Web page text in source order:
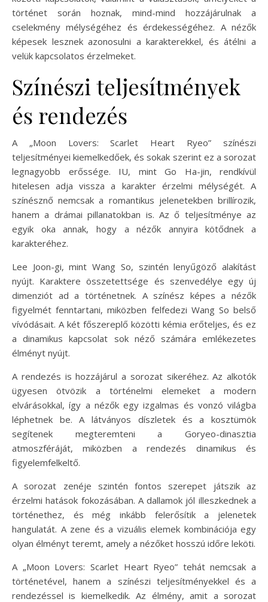
történet során hoznak, mind-mind hozzájárulnak a
cselekmény mélységéhez és érdekességéhez. A nézők
képesek lesznek azonosulni a karakterekkel, és átélni a
velük kapcsolatos érzelmeket.
Színészi teljesítmények
és rendezés
A „Moon Lovers: Scarlet Heart Ryeo” színészi
teljesítményei kiemelkedőek, és sokak szerint ez a sorozat
legnagyobb erőssége. IU, mint Go Ha-jin, rendkívül
hitelesen adja vissza a karakter érzelmi mélységét. A
színésznő nemcsak a romantikus jelenetekben brillírozik,
hanem a drámai pillanatokban is. Az ő teljesítménye az
egyik oka annak, hogy a nézők annyira kötődnek a
karakteréhez.
Lee Joon-gi, mint Wang So, szintén lenyűgöző alakítást
nyújt. Karaktere összetettsége és szenvedélye egy új
dimenziót ad a történetnek. A színész képes a nézők
figyelmét fenntartani, miközben felfedezi Wang So belső
vívódásait. A két főszereplő közötti kémia erőteljes, és ez
a dinamikus kapcsolat sok néző számára emlékezetes
élményt nyújt.
A rendezés is hozzájárul a sorozat sikeréhez. Az alkotók
ügyesen ötvözik a történelmi elemeket a modern
elvárásokkal, így a nézők egy izgalmas és vonzó világba
léphetnek be. A látványos díszletek és a kosztümök
segítenek megteremteni a Goryeo-dinasztia
atmoszféráját, miközben a rendezés dinamikus és
figyelemfelkeltő.
A sorozat zenéje szintén fontos szerepet játszik az
érzelmi hatások fokozásában. A dallamok jól illeszkednek a
történethez, és még inkább felerősítik a jelenetek
hangulatát. A zene és a vizuális elemek kombinációja egy
olyan élményt teremt, amely a nézőket hosszú időre leköti.
A „Moon Lovers: Scarlet Heart Ryeo” tehát nemcsak a
történetével, hanem a színészi teljesítményekkel és a
rendezéssel is kiemelkedik. Az élmény, amit a sorozat